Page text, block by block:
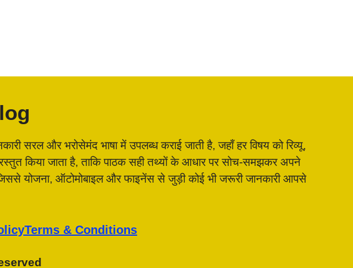
सरल और भरोसेमंद भाषा में उपलब्ध कराई जाती है, जहाँ हर विषय को रिव्यू,
किया जाता है, ताकि पाठक सही तथ्यों के आधार पर सोच-समझकर अपने
योजना, ऑटोमोबाइल और फाइनेंस से जुड़ी कोई भी जरूरी जानकारी आपसे
Terms & Conditions